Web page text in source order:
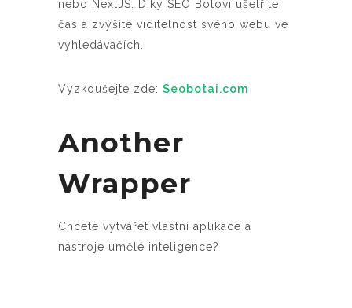
nebo NextJS. Díky SEO Botovi ušetříte
čas a zvýšíte viditelnost svého webu ve
vyhledávačích.
Vyzkoušejte zde: Seobotai.com
Another
Wrapper
Chcete vytvářet vlastní aplikace a
nástroje umělé inteligence?